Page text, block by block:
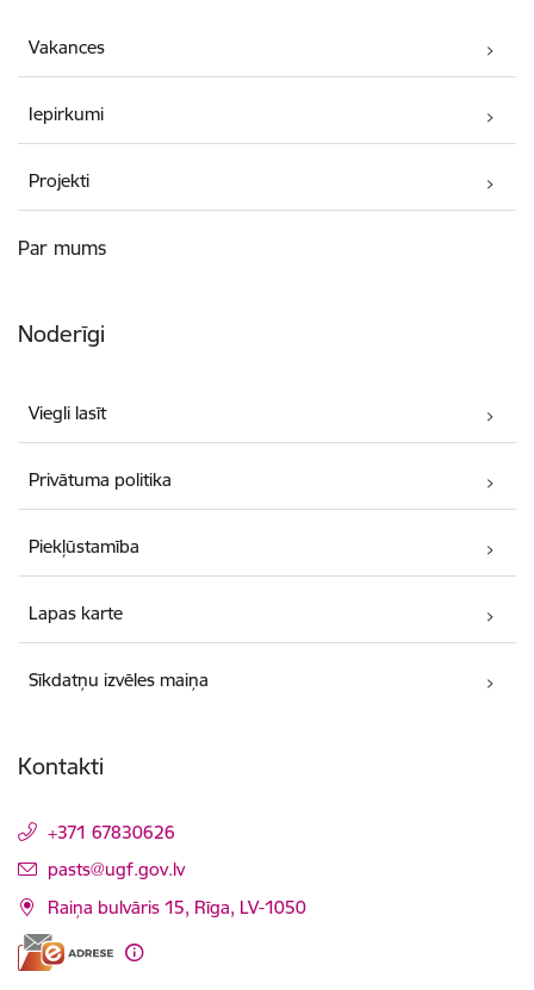
Vakances
Iepirkumi
Projekti
Par mums
Noderīgi
Viegli lasīt
Privātuma politika
Piekļūstamība
Lapas karte
Sīkdatņu izvēles maiņa
Kontakti
+371 67830626
E-pasts:
pasts@ugf.gov.lv
Raiņa bulvāris 15, Rīga, LV-1050